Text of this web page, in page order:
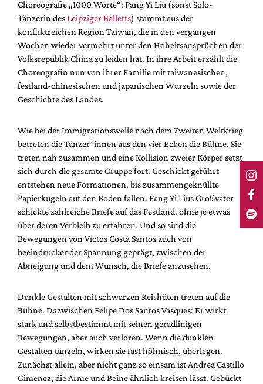
Choreografie „1000 Worte“: Fang Yi Liu (sonst Solo-
Tänzerin desLeipziger Balletts) stammt aus der
konfliktreichen Region Taiwan, die in den vergangen
Wochen wieder vermehrt unter den Hoheitsansprüchen der
Volksrepublik China zu leiden hat. In ihre Arbeit erzählt die
Choreografin nun von ihrer Familie mit taiwanesischen,
festland-chinesischen und japanischen Wurzeln sowie der
Geschichte des Landes.
Wie bei der Immigrationswelle nach dem Zweiten Weltkrieg
betreten die Tänzer*innen aus den vier Ecken die Bühne. Sie
treten nah zusammen und eine Kollision zweier Körper setzt
sich durch die gesamte Gruppe fort. Geschickt geführt
entstehen neue Formationen, bis zusammengeknüllte
Papierkugeln auf den Boden fallen. Fang Yi Lius Großvater
schickte zahlreiche Briefe auf das Festland, ohne je etwas
über deren Verbleib zu erfahren. Und so sind die
Bewegungen von Victos Costa Santos auch von
beeindruckender Spannung geprägt, zwischen der
Abneigung und dem Wunsch, die Briefe anzusehen.
Dunkle Gestalten mit schwarzen Reishüten treten auf die
Bühne. Dazwischen Felipe Dos Santos Vasques: Er wirkt
stark und selbstbestimmt mit seinen geradlinigen
Bewegungen, aber auch verloren. Wenn die dunklen
Gestalten tänzeln, wirken sie fast höhnisch, überlegen.
Zunächst allein, aber nicht ganz so einsam ist Andrea Castillo
Gimenez, die Arme und Beine ähnlich kreisen lässt. Gebückt